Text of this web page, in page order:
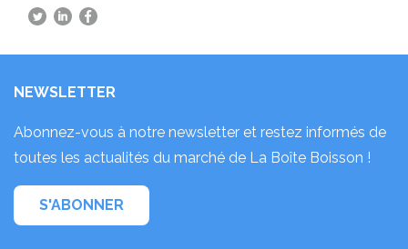
NEWSLETTER
Abonnez-vous à notre newsletter et restez informés de
toutes les actualités du marché de La Boîte Boisson !
S'ABONNER